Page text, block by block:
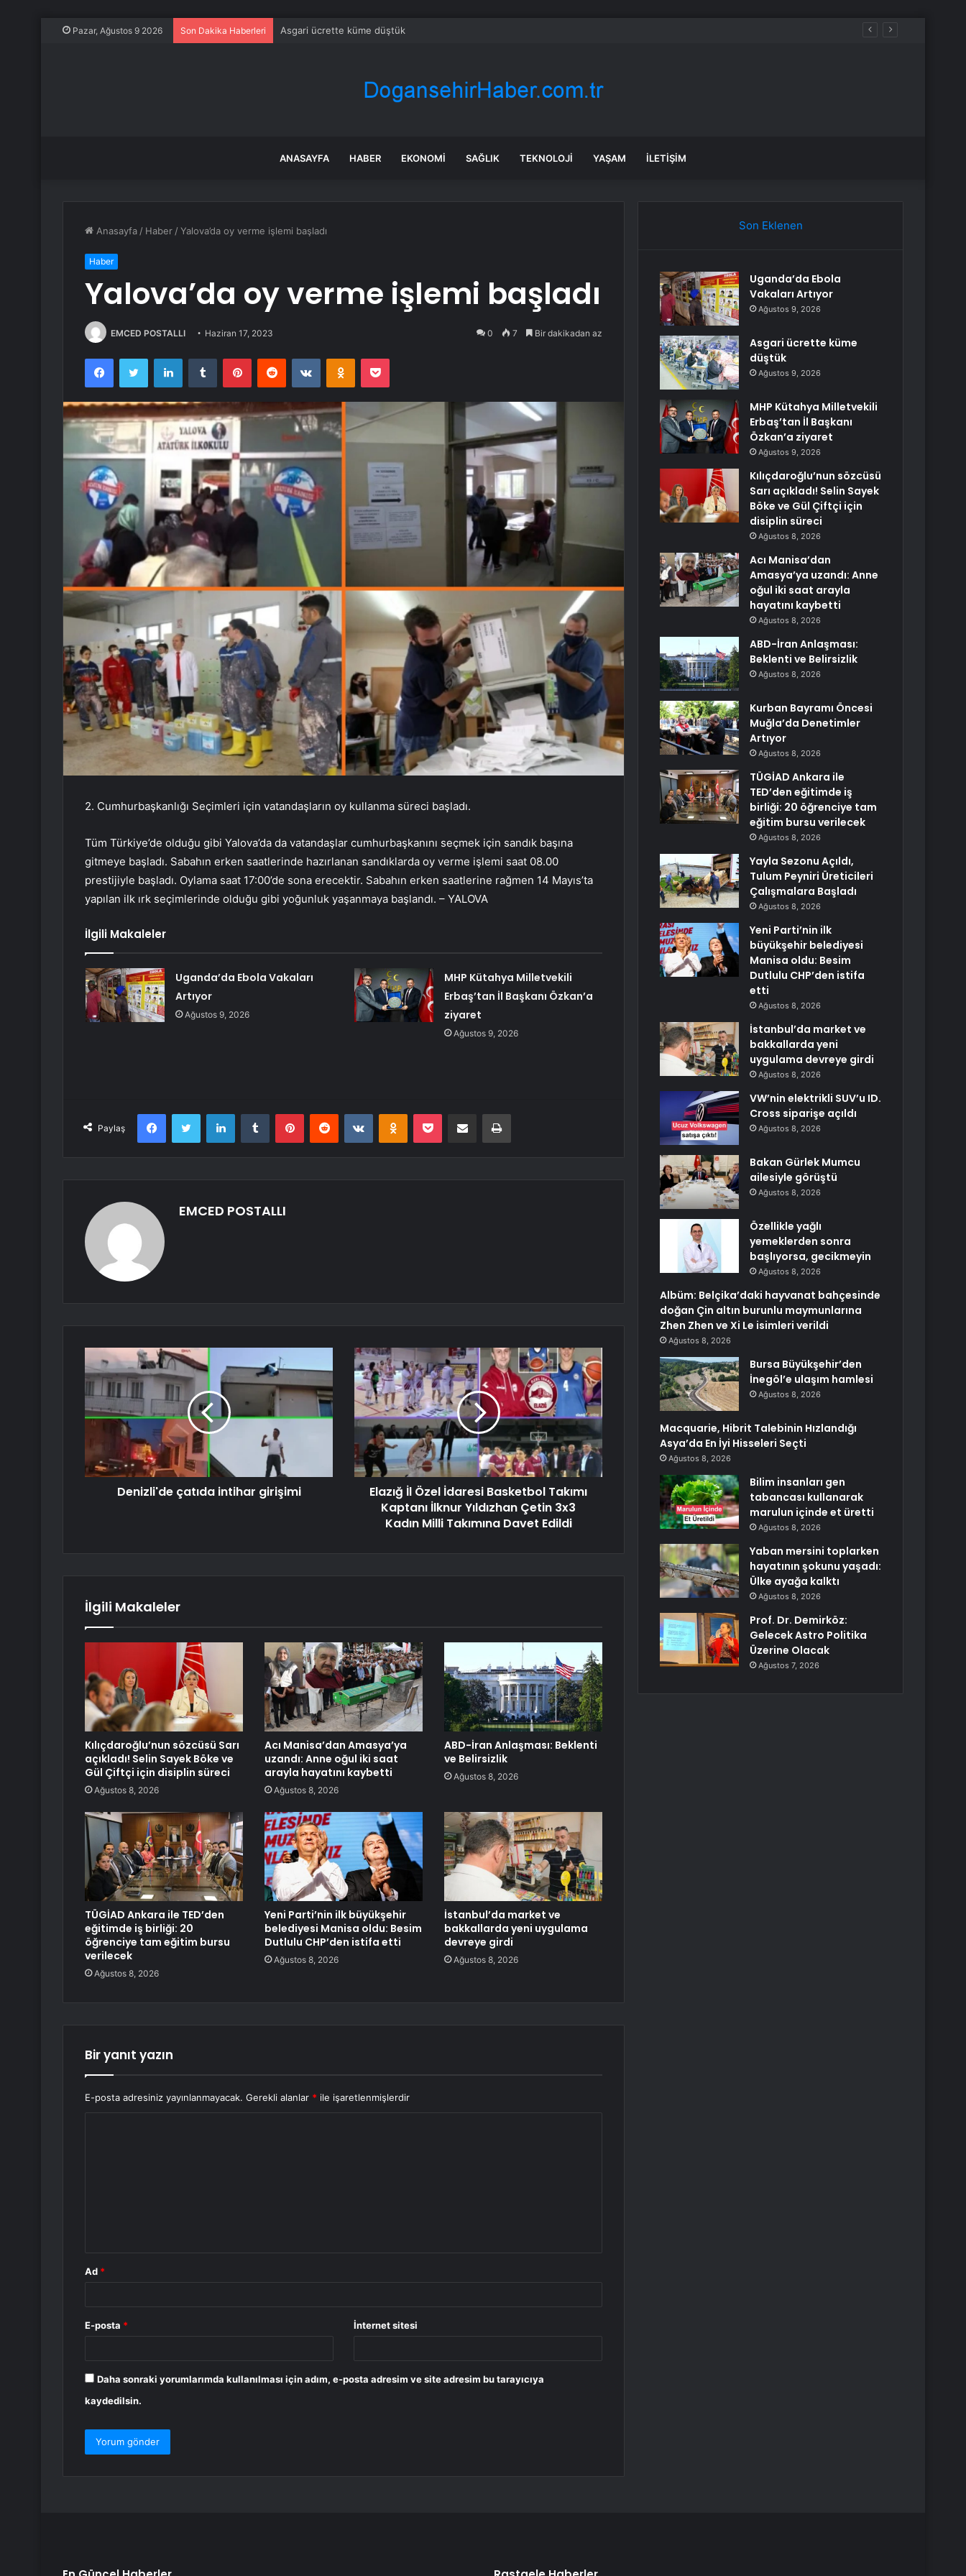
Pazar, Ağustos 9 2026 Son Dakika Haberleri Asgari ücrette küme düştük
ANASAYFA HABER EKONOMI SAĞLIK TEKNOLOJI YAŞAM İLETIŞIM
Anasayfa / Haber /Yalova’da oy verme işlemi başladı
Haber
Yalova’da oy verme işlemi başladı
EMCED POSTALLI Haziran 17, 2023 0 7 Bir dakikadan az
FacebookTwitter LinkedInTumblr PinterestReddit VKontakteOdnoklassniki
Pocket
2. Cumhurbaşkanlığı Seçimleri için vatandaşların oy kullanma süreci başladı.
Tüm Türkiye’de olduğu gibi Yalova’da da vatandaşlar cumhurbaşkanını seçmek için sandık başına
gitmeye başladı. Sabahın erken saatlerinde hazırlanan sandıklarda oy verme işlemi saat 08.00
prestijiyle başladı. Oylama saat 17:00’de sona erecektir. Sabahın erken saatlerine rağmen 14 Mayıs’ta
yapılan ilk ırk seçimlerinde olduğu gibi yoğunluk yaşanmaya başlandı. – YALOVA
İlgili Makaleler
Uganda’da Ebola Vakaları
Artıyor
Ağustos 9, 2026
MHP Kütahya Milletvekili
Erbaş’tan İl Başkanı Özkan’a
ziyaret
Ağustos 9, 2026
Paylaş
FacebookTwitter LinkedInTumblr PinterestReddit VKontakteOdnoklassniki
Pocket E-Posta ile paylaş Yazdır
EMCED POSTALLI
Denizli'de çatıda intihar girişimi
Elazığ İl Özel İdaresi Basketbol Takımı
Kaptanı İlknur Yıldızhan Çetin 3x3
Kadın Milli Takımına Davet Edildi
İlgili Makaleler
Kılıçdaroğlu’nun sözcüsü Sarı
açıkladı! Selin Sayek Böke ve
Gül Çiftçi için disiplin süreci
Ağustos 8, 2026
Acı Manisa’dan Amasya’ya
uzandı: Anne oğul iki saat
arayla hayatını kaybetti
Ağustos 8, 2026
ABD-İran Anlaşması: Beklenti
ve Belirsizlik
Ağustos 8, 2026
TÜGİAD Ankara ile TED’den
eğitimde iş birliği: 20
öğrenciye tam eğitim bursu
verilecek
Ağustos 8, 2026
Yeni Parti’nin ilk büyükşehir
belediyesi Manisa oldu: Besim
Dutlulu CHP’den istifa etti
Ağustos 8, 2026
İstanbul’da market ve
bakkallarda yeni uygulama
devreye girdi
Ağustos 8, 2026
Bir yanıt yazın
E-posta adresiniz yayınlanmayacak. Gerekli alanlar * ile işaretlenmişlerdir
Ad *
E-posta * İnternet sitesi
Daha sonraki yorumlarımda kullanılması için adım, e-posta adresim ve site adresim bu tarayıcıya
kaydedilsin.
Son Eklenen
Uganda’da Ebola
Vakaları Artıyor
Ağustos 9, 2026
Asgari ücrette küme
düştük
Ağustos 9, 2026
MHP Kütahya Milletvekili
Erbaş’tan İl Başkanı
Özkan’a ziyaret
Ağustos 9, 2026
Kılıçdaroğlu’nun sözcüsü
Sarı açıkladı! Selin Sayek
Böke ve Gül Çiftçi için
disiplin süreci
Ağustos 8, 2026
Acı Manisa’dan
Amasya’ya uzandı: Anne
oğul iki saat arayla
hayatını kaybetti
Ağustos 8, 2026
ABD-İran Anlaşması:
Beklenti ve Belirsizlik
Ağustos 8, 2026
Kurban Bayramı Öncesi
Muğla’da Denetimler
Artıyor
Ağustos 8, 2026
TÜGİAD Ankara ile
TED’den eğitimde iş
birliği: 20 öğrenciye tam
eğitim bursu verilecek
Ağustos 8, 2026
Yayla Sezonu Açıldı,
Tulum Peyniri Üreticileri
Çalışmalara Başladı
Ağustos 8, 2026
Yeni Parti’nin ilk
büyükşehir belediyesi
Manisa oldu: Besim
Dutlulu CHP’den istifa
etti
Ağustos 8, 2026
İstanbul’da market ve
bakkallarda yeni
uygulama devreye girdi
Ağustos 8, 2026
VW’nin elektrikli SUV’u ID.
Cross siparişe açıldı
Ağustos 8, 2026
Bakan Gürlek Mumcu
ailesiyle görüştü
Ağustos 8, 2026
Özellikle yağlı
yemeklerden sonra
başlıyorsa, gecikmeyin
Ağustos 8, 2026
Albüm: Belçika’daki hayvanat bahçesinde
doğan Çin altın burunlu maymunlarına
Zhen Zhen ve Xi Le isimleri verildi
Ağustos 8, 2026
Bursa Büyükşehir’den
İnegöl’e ulaşım hamlesi
Ağustos 8, 2026
Macquarie, Hibrit Talebinin Hızlandığı
Asya’da En İyi Hisseleri Seçti
Ağustos 8, 2026
Bilim insanları gen
tabancası kullanarak
marulun içinde et üretti
Ağustos 8, 2026
Yaban mersini toplarken
hayatının şokunu yaşadı:
Ülke ayağa kalktı
Ağustos 8, 2026
Prof. Dr. Demirköz:
Gelecek Astro Politika
Üzerine Olacak
Ağustos 7, 2026